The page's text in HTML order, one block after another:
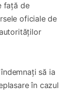
față de
oficiale de
să ia
în cazul